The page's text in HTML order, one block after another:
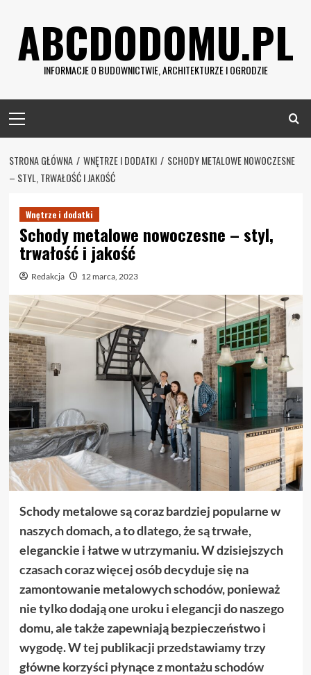
contentABCDODOMU.PL
INFORMACJE O BUDOWNICTWIE, ARCHITEKTURZE I OGRODZIE
Menu
STRONA GŁÓWNA WNĘTRZE I DODATKI
SCHODY METALOWE NOWOCZESNE
– STYL, TRWAŁOŚĆ I JAKOŚĆ
Wnętrze i dodatki
Schody metalowe nowoczesne – styl,
trwałość i jakość
Redakcja 12 marca, 2023
Schody metalowe są coraz bardziej popularne w
naszych domach, a to dlatego, że są trwałe,
eleganckie i łatwe w utrzymaniu. W dzisiejszych
czasach coraz więcej osób decyduje się na
zamontowanie metalowych schodów, ponieważ
nie tylko dodają one uroku i elegancji do naszego
domu, ale także zapewniają bezpieczeństwo i
wygodę. W tej publikacji przedstawiamy trzy
główne korzyści płynące z montażu schodów